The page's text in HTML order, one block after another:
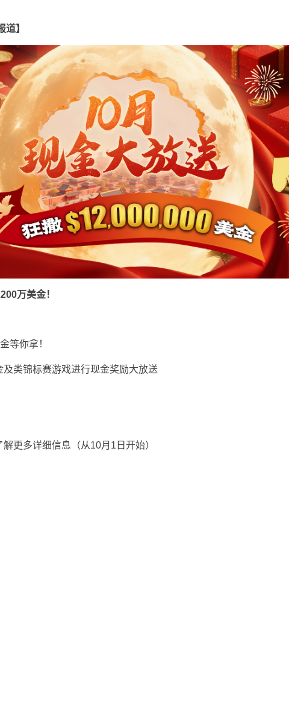
道】
万美金！
等你拿！
类锦标赛游戏进行现金奖励大放送
解更多详细信息（从10月1日开始）